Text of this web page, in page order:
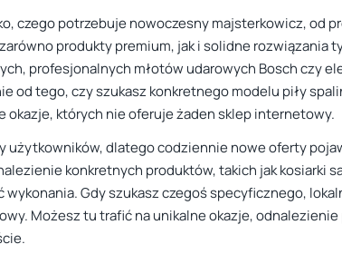
czego potrzebuje nowoczesny majsterkowicz, od
produkty premium, jak i solidne rozwiązania
profesjonalnych młotów udarowych Bosch czy
od tego, czy szukasz konkretnego modelu piły
których nie oferuje żaden sklep internetowy.
użytkowników, dlatego codziennie nowe oferty
konkretnych produktów, takich jak kosiarki
wykonania. Gdy szukasz czegoś specyficznego,
Możesz tu trafić na unikalne okazje,